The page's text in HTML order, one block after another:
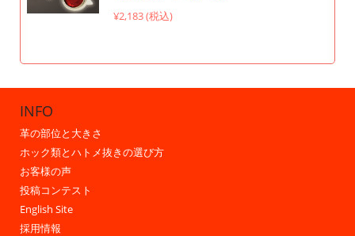
¥2,183 (税込)
INFO
革の部位と大きさ
ホック類とハトメ抜きの選び方
お客様の声
投稿コンテスト
English Site
採用情報